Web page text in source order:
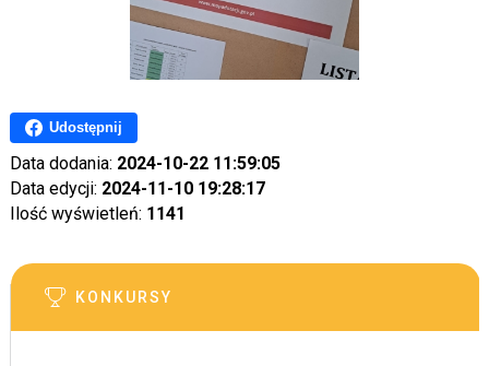
Udostępnij
Data dodania: 2024-10-22 11:59:05
Data edycji: 2024-11-10 19:28:17
Ilość wyświetleń: 1141
KONKURSY